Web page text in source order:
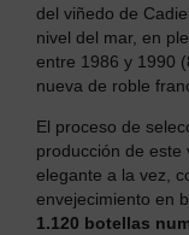
del viñedo de
nivel del mar, en
entre 1986 y 1990
nueva de roble
El proceso de
producción de este
elegante a la vez,
envejecimiento en
1.120 botellas